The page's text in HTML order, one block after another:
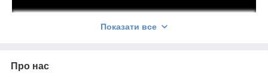
отримуєте цілий товар як на картинці.
Показати все
Про нас